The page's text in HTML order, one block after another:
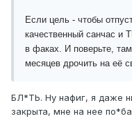
Если цель - чтобы
качественный санчас и
в факах. И поверьте,
месяцев дрочить на её
БЛ*ТЬ. Ну нафиг, я даже
закрыта, мне на нее